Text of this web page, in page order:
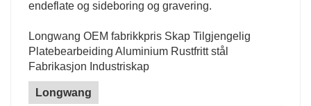
endeflate og sideboring og gravering.
Longwang OEM fabrikkpris Skap Tilgjengelig
Platebearbeiding Aluminium Rustfritt stål
Fabrikasjon Industriskap
Longwang